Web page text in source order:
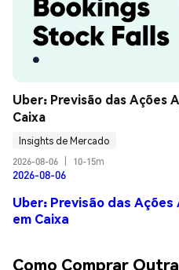
Uber: Previsão das Ações
Caixa
Insights de Mercado
2026-08-06
10-15m
2026-08-06
Uber: Previsão das Ações
em Caixa
Como Comprar